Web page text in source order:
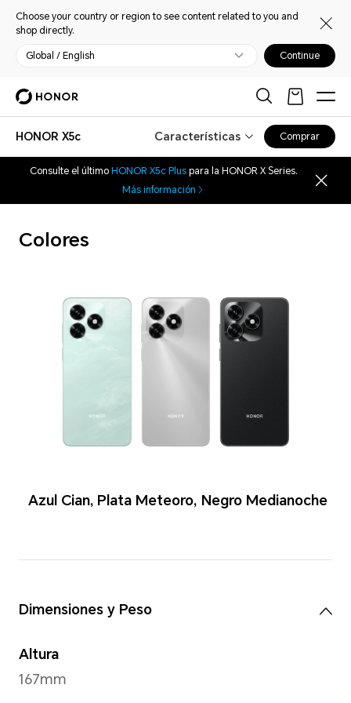
Choose your country or region to see content related to you and
shop directly.
Global / English Continue
HONOR X5c Características Comprar
Consulte el último HONOR X5c Plus para la HONOR X Series.
Más información
Colores